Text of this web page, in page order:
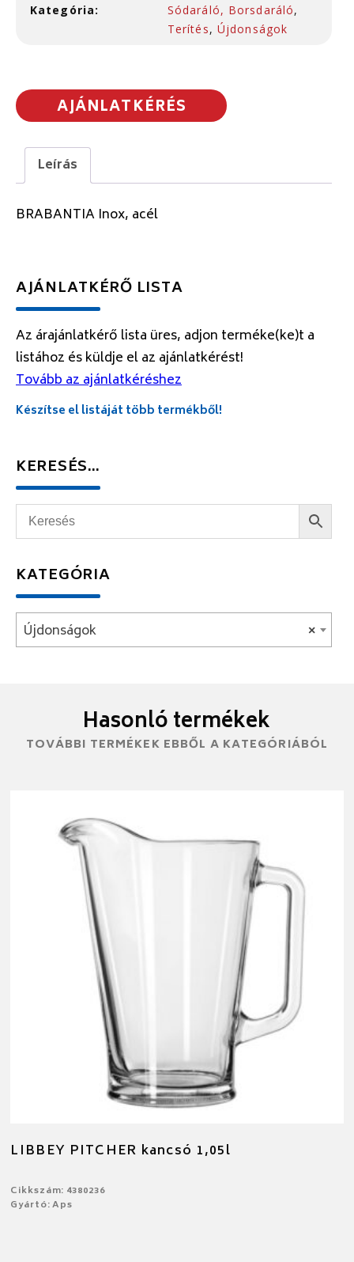
Kategória:
Sódaráló, Borsdaráló,
Terítés, Újdonságok
AJÁNLATKÉRÉS
Leírás
BRABANTIA Inox, acél
AJÁNLATKÉRŐ LISTA
Az árajánlatkérő lista üres, adjon terméke(ke)t a
listához és küldje el az ajánlatkérést!
Tovább az ajánlatkéréshez
Készítse el listáját több termékből!
KERESÉS…
KATEGÓRIA
×
Újdonságok
Hasonló termékek
TOVÁBBI TERMÉKEK EBBŐL A KATEGÓRIÁBÓL
LIBBEY PITCHER kancsó 1,05l
Cikkszám: 4380236
Gyártó: Aps